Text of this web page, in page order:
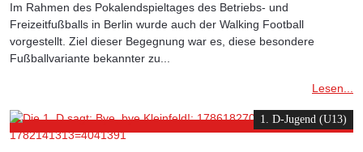
Im Rahmen des Pokalendspieltages des Betriebs- und
Freizeitfußballs in Berlin wurde auch der Walking Football
vorgestellt. Ziel dieser Begegnung war es, diese besondere
Fußballvariante bekannter zu...
Lesen...
1. D-Jugend (U13)